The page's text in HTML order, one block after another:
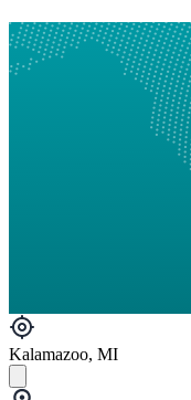
Kalamazoo, MI